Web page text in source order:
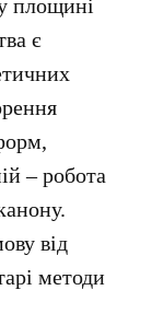
площині
є
– робота
від
методи